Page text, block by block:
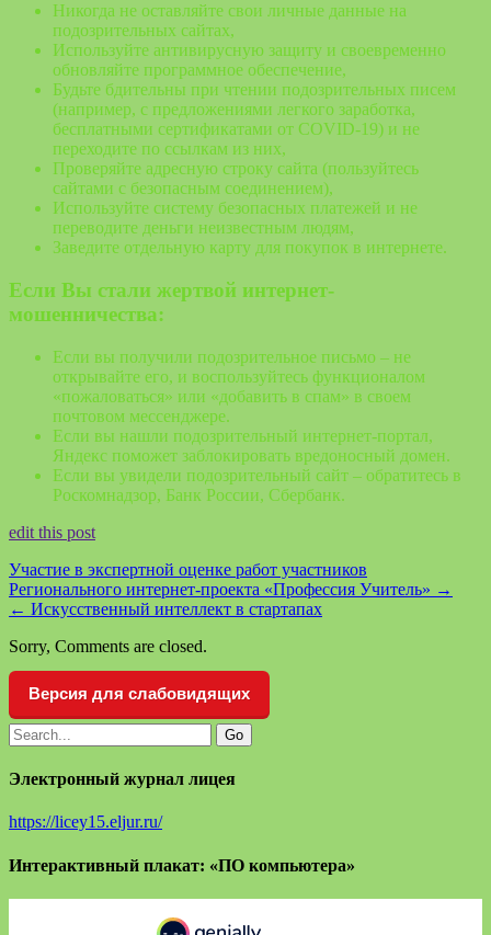
Никогда не оставляйте свои личные данные на
подозрительных сайтах,
Используйте антивирусную защиту и своевременно
обновляйте программное обеспечение,
Будьте бдительны при чтении подозрительных писем
(например, с предложениями легкого заработка,
бесплатными сертификатами от COVID-19) и не
переходите по ссылкам из них,
Проверяйте адресную строку сайта (пользуйтесь
сайтами с безопасным соединением),
Используйте систему безопасных платежей и не
переводите деньги неизвестным людям,
Заведите отдельную карту для покупок в интернете.
Если Вы стали жертвой интернет-
мошенничества:
Если вы получили подозрительное письмо – не
открывайте его, и воспользуйтесь функционалом
«пожаловаться» или «добавить в спам» в своем
почтовом мессенджере.
Если вы нашли подозрительный интернет-портал,
Яндекс поможет заблокировать вредоносный домен.
Если вы увидели подозрительный сайт – обратитесь в
Роскомнадзор, Банк России, Сбербанк.
edit this post
Участие в экспертной оценке работ участников
Регионального интернет-проекта «Профессия Учитель» →
← Искусственный интеллект в стартапах
Sorry, Comments are closed.
Версия для слабовидящих
Электронный журнал лицея
https://licey15.eljur.ru/
Интерактивный плакат: «ПО компьютера»